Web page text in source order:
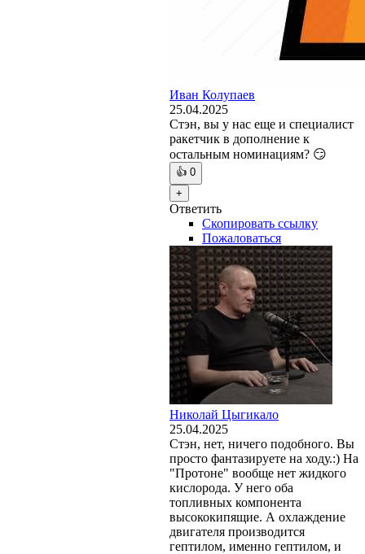
Иван Колупаев
25.04.2025
Стэн, вы у нас еще и специалист
ракетчик в дополнение к
остальным номинациям? 😏
👍 0
+
Ответить
Скопировать ссылку
Пожаловаться
Николай Цыгикало
25.04.2025
Стэн, нет, ничего подобного. Вы
просто фантазируете на ходу.:) На
"Протоне" вообще нет жидкого
кислорода. У него оба
топливных компонента
высококипящие. А охлаждение
двигателя производится
гептилом, именно гептилом, и